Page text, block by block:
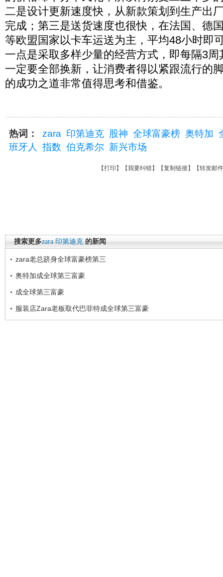
二是设计更新速度快，从新款策划到生产出
完成；第三是送货速度也很快，在法国、德
等欧盟国家以卡车运送为主，平均48小时即
一点是采取多样少量的经营方式，即每隔3
一定要全部换新，让消费者得以紧跟流行的
的成功之道非常值得思考和借鉴。
热词： zara 印第迪克 股神 全球富豪榜 奥特加
班牙人
指数 伯克希尔 新兴市场
【打印 】【我要纠错】【复制链接】【转发邮件
搜索更多zara 印第迪克 的新闻
zara老总跻身全球富豪榜第三
奥特加成全球第三富豪
成全球第三富豪
服装店Zara老板取代巴菲特成全球第三富豪